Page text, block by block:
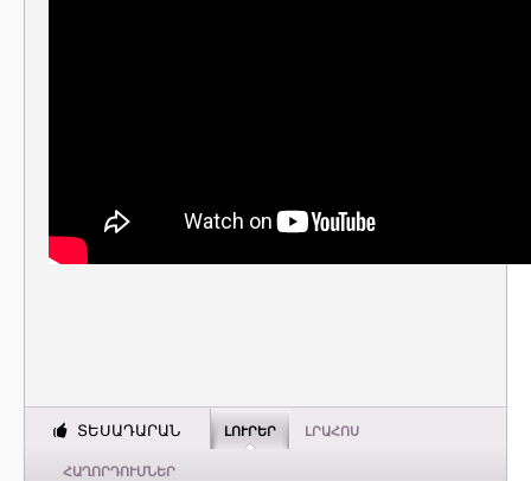
ՏԵՍԱԴԱՐԱՆ ԼՈՒՐԵՐ ԼՐԱՀՈՍ
ՀԱՂՈՐԴՈՒՄՆԵՐ